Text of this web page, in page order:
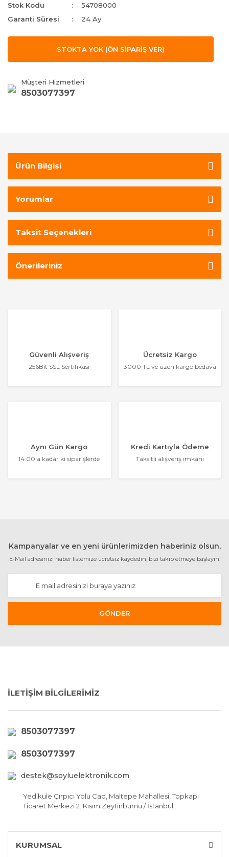
Stok Kodu
54708000
Garanti Süresi
24 Ay
STOKTA YOK (ÖN SİPARİŞ VER)
Müşteri Hizmetleri
8503077397
Ürün Bilgisi
Yorumlar
Taksit Seçenekleri
Önerileriniz
Güvenli Alışveriş
256Bit SSL Sertifikası
Ücretsiz Kargo
3000 TL ve üzeri kargo bedava
Aynı Gün Kargo
14:00'a kadar ki siparişlerde
Kredi Kartıyla Ödeme
Taksitli alışveriş imkanı
Kampanyalar ve en yeni ürünlerimizden haberiniz olsun,
E-Mail adresinizi haber listemize ücretsiz kaydedin, bizi takip etmeye başlayın.
GÖNDER
İLETİŞİM BİLGİLERİMİZ
8503077397
8503077397
destek@soyluelektronik.com
Yedikule Çırpıcı Yolu Cad, Maltepe Mahallesi, Topkapı
Ticaret Merkezi 2. Kısım Zeytinburnu / İstanbul
KURUMSAL